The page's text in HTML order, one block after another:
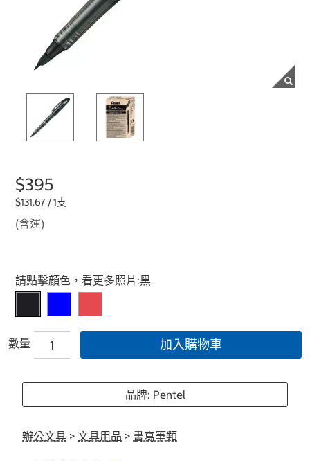
$395
$131.67 / 1支
(含運)
Select product
請點擊顏色，看更多照片:黑
數量 加入購物車
品牌: Pentel
辦公文具 > 文具用品 > 書寫筆類